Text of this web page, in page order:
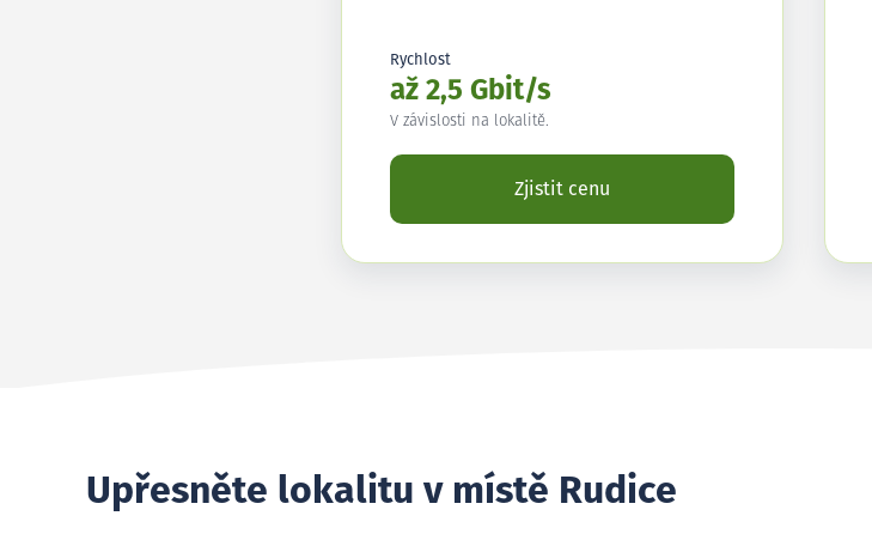
Rychlost
až 2,5 Gbit/s
V závislosti na lokalitě.
Zjistit cenu
Upřesněte lokalitu v místě Rudice